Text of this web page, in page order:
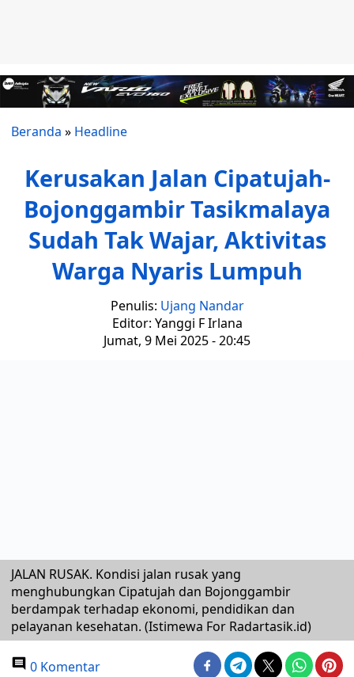
Beranda » Headline
Kerusakan Jalan Cipatujah-
Bojonggambir Tasikmalaya
Sudah Tak Wajar, Aktivitas
Warga Nyaris Lumpuh
Penulis: Ujang Nandar
Editor: Yanggi F Irlana
Jumat, 9 Mei 2025 - 20:45
JALAN RUSAK. Kondisi jalan rusak yang
menghubungkan Cipatujah dan Bojonggambir
berdampak terhadap ekonomi, pendidikan dan
pelayanan kesehatan. (Istimewa For Radartasik.id)
0 Komentar